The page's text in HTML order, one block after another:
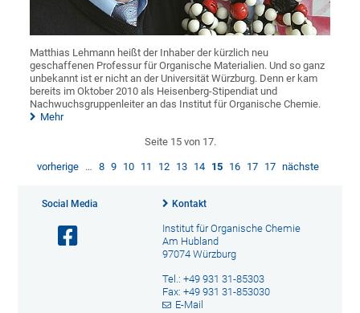
Matthias Lehmann heißt der Inhaber der kürzlich neu
geschaffenen Professur für Organische Materialien. Und so ganz
unbekannt ist er nicht an der Universität Würzburg. Denn er kam
bereits im Oktober 2010 als Heisenberg-Stipendiat und
Nachwuchsgruppenleiter an das Institut für Organische Chemie.
Mehr
Seite 15 von 17.
vorherige … 8 9 10 11 12 13 14 15 16 17 17 nächste
Social Media Kontakt
Institut für Organische Chemie
Am Hubland
97074 Würzburg
Tel.: +49 931 31-85303
Fax: +49 931 31-853030
E-Mail